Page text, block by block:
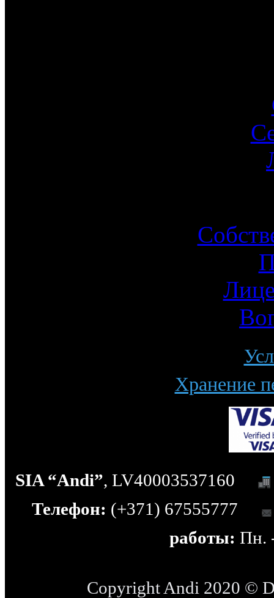
Хранение
SIA “Andi”, LV40003537160
Телефон: (+371) 67555777
работы: Пн.
Copyright Andi 2020 ©